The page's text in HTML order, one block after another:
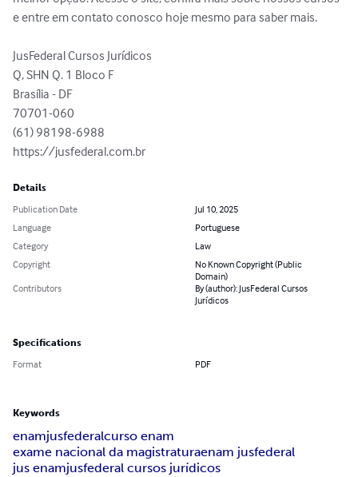
e entre em contato conosco hoje mesmo para saber mais.
JusFederal Cursos Jurídicos
Q, SHN Q. 1 Bloco F
Brasília - DF
70701-060
(61) 98198-6988
https://jusfederal.com.br
Details
Publication Date
Jul 10, 2025
Language
Portuguese
Category
Law
Copyright
No Known Copyright (Public
Domain)
Contributors
By (author): JusFederal Cursos
Jurídicos
Specifications
Format PDF
Keywords
enamjusfederalcurso enam
exame nacional da magistraturaenam jusfederal
jus enamjusfederal cursos jurídicos